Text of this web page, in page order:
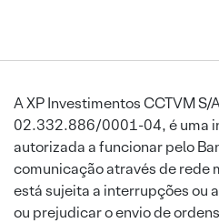
A XP Investimentos CCTVM S/
02.332.886/0001-04, é uma
autorizada a funcionar pelo
comunicação através de rede
está sujeita a interrupções ou
ou prejudicar o envio de